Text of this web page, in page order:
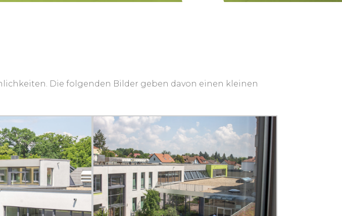
Die folgenden Bilder geben davon einen kleinen